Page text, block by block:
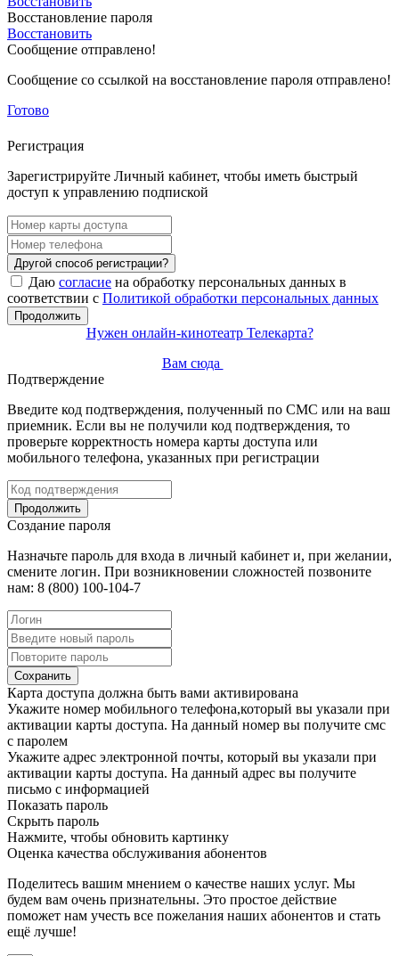
Восстановление пароля
Восстановить
Сообщение отправлено!
Сообщение со ссылкой на восстановление пароля отправлено!
Готово
Регистрация
Зарегистрируйте Личный кабинет, чтобы иметь быстрый
доступ к управлению подпиской
Другой способ регистрации?
Даю согласие на обработку персональных данных в
соответствии с Политикой обработки персональных данных
Продолжить
Нужен онлайн-кинотеатр Телекарта?
Вам сюда
Подтверждение
Введите код подтверждения, полученный по СМС или на ваш
приемник. Если вы не получили код подтверждения, то
проверьте корректность номера карты доступа или
мобильного телефона, указанных при регистрации
Продолжить
Создание пароля
Назначьте пароль для входа в личный кабинет и, при желании,
смените логин. При возникновении сложностей позвоните
нам: 8 (800) 100-104-7
Сохранить
Карта доступа должна быть вами активирована
Укажите номер мобильного телефона,который вы указали при
активации карты доступа. На данный номер вы получите смс
с паролем
Укажите адрес электронной почты, который вы указали при
активации карты доступа. На данный адрес вы получите
письмо с информацией
Показать пароль
Скрыть пароль
Нажмите, чтобы обновить картинку
Оценка качества обслуживания абонентов
Поделитесь вашим мнением о качестве наших услуг. Мы
будем вам очень признательны. Это простое действие
поможет нам учесть все пожелания наших абонентов и стать
ещё лучше!